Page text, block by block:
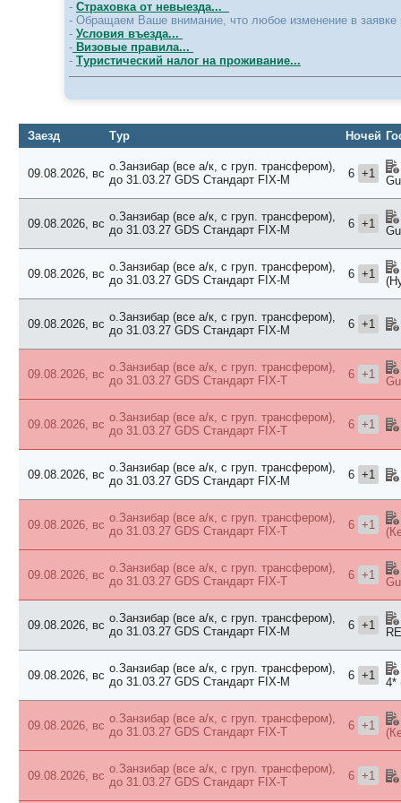
- Страховка от невыезда...
- Обращаем Ваше внимание, что любое изменение в
- Условия въезда...
- Визовые правила...
- Туристический налог на проживание...
Заезд Тур Ночей
09.08.2026, вс
о.Занзибар (все а/к, с груп. трансфером),
до 31.03.27 GDS Стандарт FIX-M 6 +1
09.08.2026, вс
о.Занзибар (все а/к, с груп. трансфером),
до 31.03.27 GDS Стандарт FIX-M 6 +1
09.08.2026, вс
о.Занзибар (все а/к, с груп. трансфером),
до 31.03.27 GDS Стандарт FIX-M 6 +1
09.08.2026, вс
о.Занзибар (все а/к, с груп. трансфером),
до 31.03.27 GDS Стандарт FIX-M 6 +1
09.08.2026, вс
о.Занзибар (все а/к, с груп. трансфером),
до 31.03.27 GDS Стандарт FIX-T 6 +1
09.08.2026, вс
о.Занзибар (все а/к, с груп. трансфером),
до 31.03.27 GDS Стандарт FIX-T 6 +1
09.08.2026, вс
о.Занзибар (все а/к, с груп. трансфером),
до 31.03.27 GDS Стандарт FIX-M 6 +1
09.08.2026, вс
о.Занзибар (все а/к, с груп. трансфером),
до 31.03.27 GDS Стандарт FIX-T 6 +1
09.08.2026, вс
о.Занзибар (все а/к, с груп. трансфером),
до 31.03.27 GDS Стандарт FIX-T 6 +1
09.08.2026, вс
о.Занзибар (все а/к, с груп. трансфером),
до 31.03.27 GDS Стандарт FIX-M 6 +1
09.08.2026, вс
о.Занзибар (все а/к, с груп. трансфером),
до 31.03.27 GDS Стандарт FIX-M 6 +1
4*
09.08.2026, вс
о.Занзибар (все а/к, с груп. трансфером),
до 31.03.27 GDS Стандарт FIX-T 6 +1
09.08.2026, вс
о.Занзибар (все а/к, с груп. трансфером),
до 31.03.27 GDS Стандарт FIX-T 6 +1